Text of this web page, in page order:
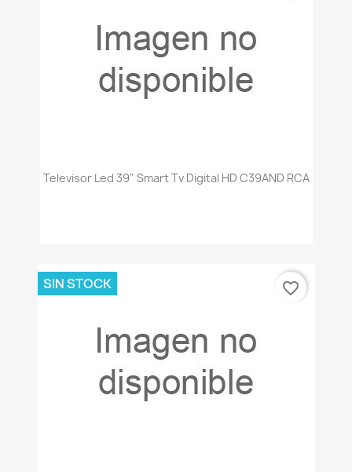
Televisor Led 39" Smart Tv Digital HD C39AND RCA
SIN STOCK favorite_border